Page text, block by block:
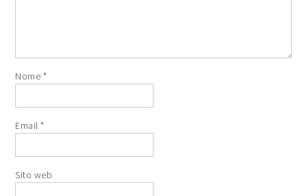
Nome *
Email*
Sito web